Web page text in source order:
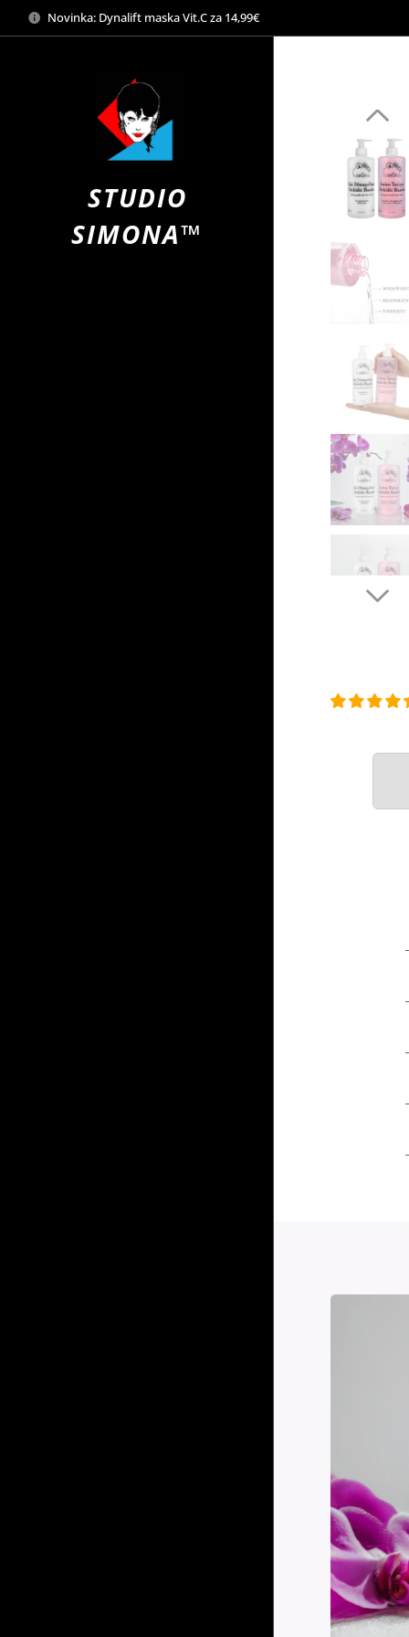
Novinka: Dynalift maska Vit.C za 14,99€
STUDIO
SIMONA™